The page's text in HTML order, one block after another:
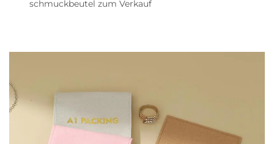
schmuckbeutel zum Verkauf